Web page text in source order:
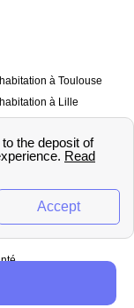
à Toulouse
à Lille